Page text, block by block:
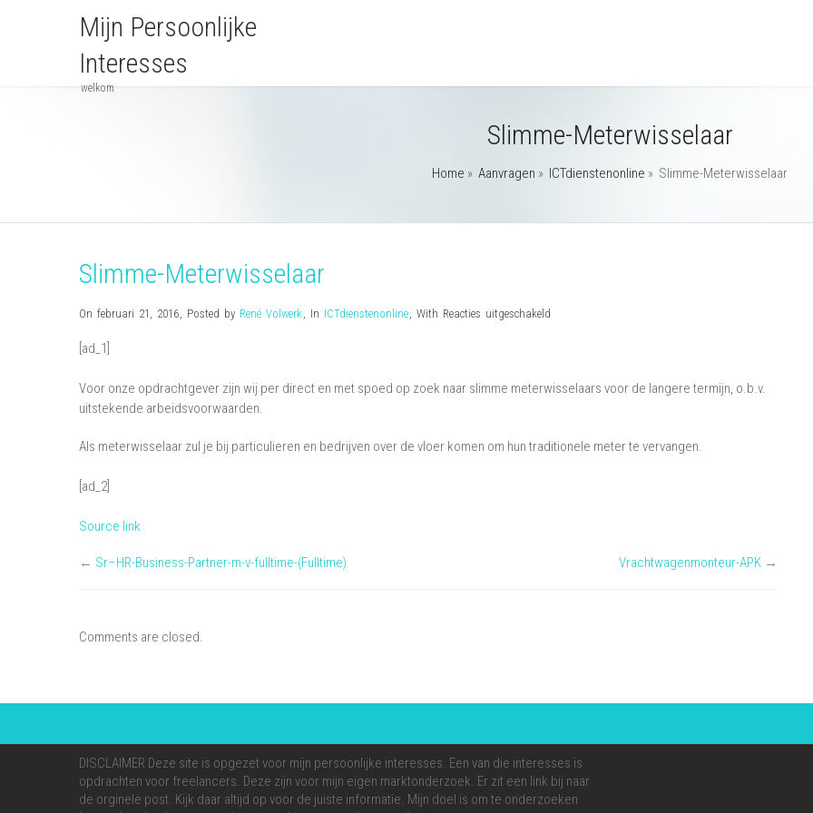
Mijn Persoonlijke
Interesses
welkom
Slimme-Meterwisselaar
Home » Aanvragen » ICTdienstenonline » Slimme-Meterwisselaar
Slimme-Meterwisselaar
On februari 21, 2016, Posted by René Volwerk, In ICTdienstenonline, With Reacties uitgeschakeld
[ad_1]
Voor onze opdrachtgever zijn wij per direct en met spoed op zoek naar slimme meterwisselaars voor de langere termijn, o.b.v.
uitstekende arbeidsvoorwaarden.
Als meterwisselaar zul je bij particulieren en bedrijven over de vloer komen om hun traditionele meter te vervangen.
[ad_2]
Source link
← Sr–HR-Business-Partner-m-v-fulltime-(Fulltime) Vrachtwagenmonteur-APK →
Comments are closed.
DISCLAIMER Deze site is opgezet voor mijn persoonlijke interesses. Een van die interesses is
opdrachten voor freelancers. Deze zijn voor mijn eigen marktonderzoek. Er zit een link bij naar
de orginele post. Kijk daar altijd op voor de juiste informatie. Mijn doel is om te onderzoeken